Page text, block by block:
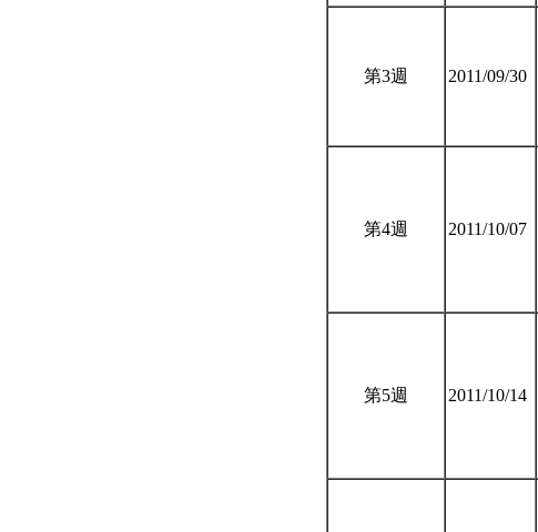
第3週 2011/09/30
第4週 2011/10/07
第5週 2011/10/14